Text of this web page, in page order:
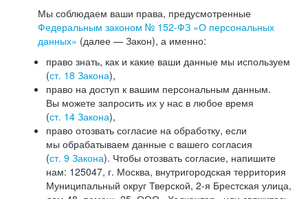
Мы соблюдаем ваши права, предусмотренные
Федеральным законом № 152-ФЗ «О персональных
данных» (далее — Закон), а именно:
право знать, как и какие ваши данные мы используем
(ст. 18 Закона),
право на доступ к вашим персональным данным.
Вы можете запросить их у нас в любое время
(ст. 14 Закона),
право отозвать согласие на обработку, если
мы обрабатываем данные с вашего согласия
(ст. 9 Закона). Чтобы отозвать согласие, напишите
нам: 125047, г. Москва, внутригородская территория
Муниципальный округ Тверской, 2-я Брестская улица,